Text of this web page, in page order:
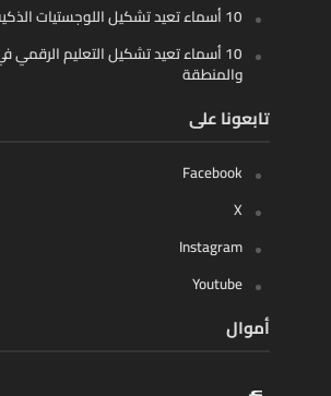
10 أسماء تعيد تشكيل اللوجستيات الذكية في الخليج
10 أسماء تعيد تشكيل التعليم الرقمي
والمنطقة
تابعونا على
Facebook
X
Instagram
Youtube
أموال